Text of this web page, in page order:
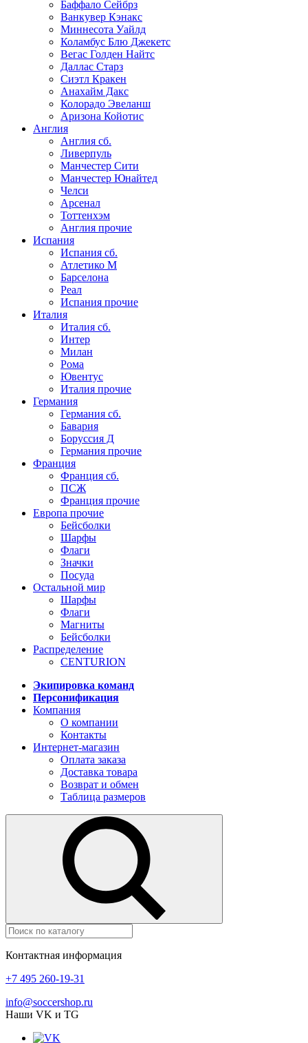
Баффало Сейбрз
Ванкувер Кэнакс
Миннесота Уайлд
Коламбус Блю Джекетс
Вегас Голден Найтс
Даллас Старз
Сиэтл Кракен
Анахайм Дакс
Колорадо Эвеланш
Аризона Койотис
Англия
Англия сб.
Ливерпуль
Манчестер Сити
Манчестер Юнайтед
Челси
Арсенал
Тоттенхэм
Англия прочие
Испания
Испания сб.
Атлетико М
Барселона
Реал
Испания прочие
Италия
Италия сб.
Интер
Милан
Рома
Ювентус
Италия прочие
Германия
Германия сб.
Бавария
Боруссия Д
Германия прочие
Франция
Франция сб.
ПСЖ
Франция прочие
Европа прочие
Бейсболки
Шарфы
Флаги
Значки
Посуда
Остальной мир
Шарфы
Флаги
Магниты
Бейсболки
Распределение
CENTURION
Экипировка команд
Персонификация
Компания
О компании
Контакты
Интернет-магазин
Оплата заказа
Доставка товара
Возврат и обмен
Таблица размеров
Контактная информация
+7 495 260-19-31
info@soccershop.ru
Наши VK и TG